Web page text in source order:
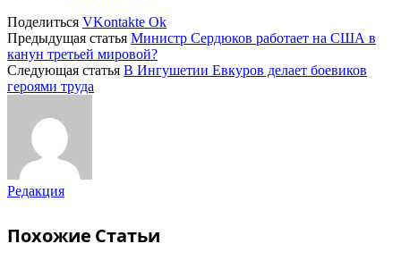
Поделиться VKontakte Ok
Предыдущая статья Министр Сердюков работает на США в
канун третьей мировой?
Следующая статья В Ингушетии Евкуров делает боевиков
героями труда
Редакция
Похожие Статьи